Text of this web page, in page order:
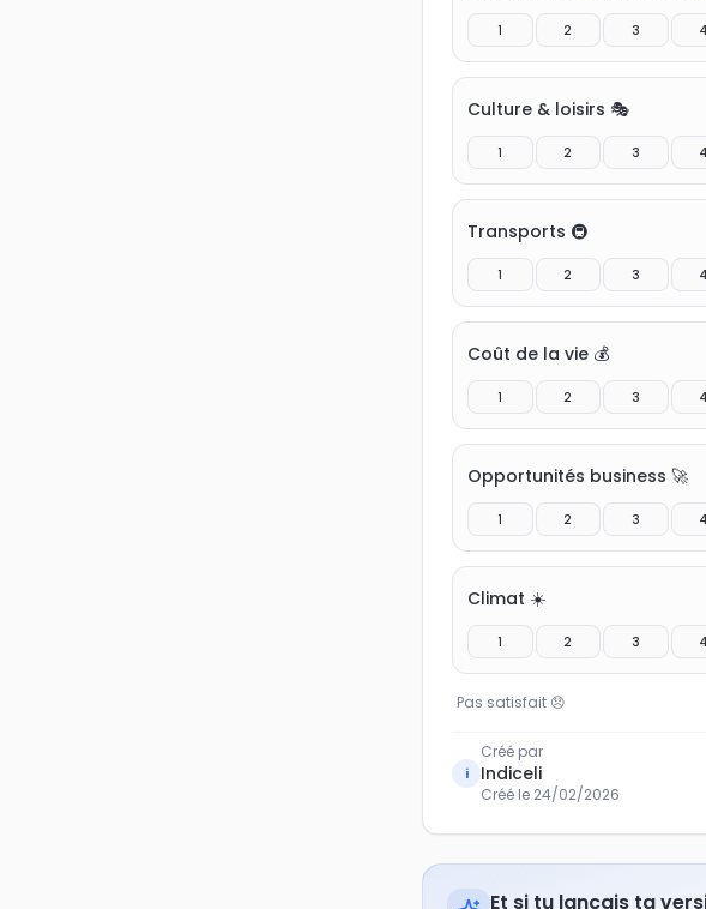
1 2 3 4
Culture & loisirs 🎭
1 2 3 4
Transports 🚇
1 2 3 4
Coût de la vie 💰
1 2 3 4
Opportunités business 🚀
1 2 3 4
Climat ☀️
1 2 3 4
Pas satisfait 😞
i
Créé par
Indiceli
Créé le 24/02/2026
Et si tu lançais ta